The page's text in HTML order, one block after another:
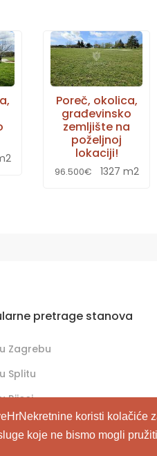
koristi kolačiće
koje ne bismo mogli
Poreč, okolica,
građevinsko
zemljište na
poželjnoj
lokaciji!
96.500€ 1327 m2
pretrage stanova
Zagrebu
Splitu
Rijeci